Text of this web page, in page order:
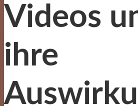
Videos
ihre